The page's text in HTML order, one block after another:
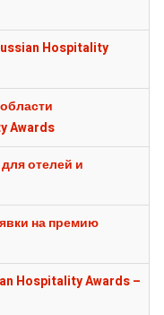
Hospitality
Awards
отелей и
на премию
Hospitality Awards –